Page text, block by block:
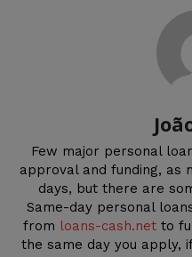
Few major personal
approval and funding, as
days, but there are
Same-day personal
from loans-cash.net to
the same day you apply,